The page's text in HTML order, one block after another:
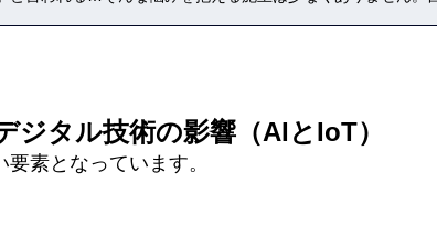
タル技術の影響（AIとIoT）
素となっています。